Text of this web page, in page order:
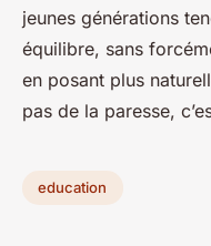
jeunes générations
équilibre, sans
en posant plus
pas de la paresse,
education